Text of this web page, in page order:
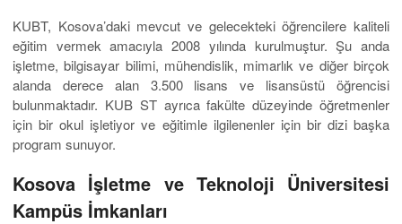
KUBT, Kosova’daki mevcut ve gelecekteki öğrencilere kaliteli
eğitim vermek amacıyla 2008 yılında kurulmuştur. Şu anda
işletme, bilgisayar bilimi, mühendislik, mimarlık ve diğer birçok
alanda derece alan 3.500 lisans ve lisansüstü öğrencisi
bulunmaktadır. KUB ST ayrıca fakülte düzeyinde öğretmenler
için bir okul işletiyor ve eğitimle ilgilenenler için bir dizi başka
program sunuyor.
Kosova İşletme ve Teknoloji Üniversitesi
Kampüs İmkanları